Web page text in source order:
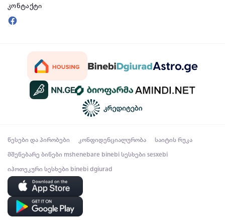
კონტაქტი
წესები და პირობები კონფიდენციალურობა საიტის რუკა
მშენებარე ბინები mshenebare binebi სესხები sesxebi
იპოთეკური სესხები binebi dgiurad